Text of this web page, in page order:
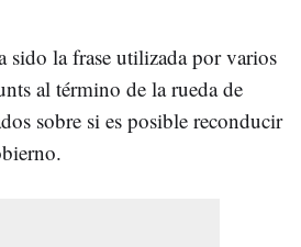
sido la frase utilizada por varios
al término de la rueda de
sobre si es posible reconducir